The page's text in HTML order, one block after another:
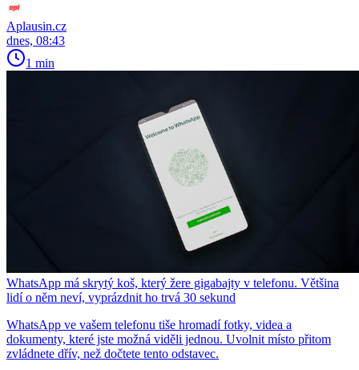
Aplausin.cz
dnes, 08:43
1 min
WhatsApp má skrytý koš, který žere gigabajty v telefonu. Většina
lidí o něm neví, vyprázdnit ho trvá 30 sekund
WhatsApp ve vašem telefonu tiše hromadí fotky, videa a
dokumenty, které jste možná viděli jednou. Uvolnit místo přitom
zvládnete dřív, než dočtete tento odstavec.